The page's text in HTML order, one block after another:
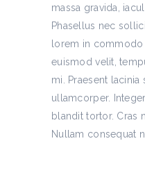
massa gravida,
Phasellus nec
lorem in
euismod velit,
mi. Praesent lacinia
ullamcorper.
blandit tortor. Cras
Nullam consequat